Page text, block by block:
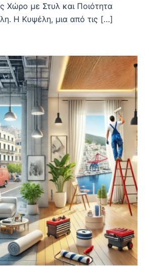
Χώρο με Στυλ και Ποιότητα
Η Κυψέλη, μια από τις […]